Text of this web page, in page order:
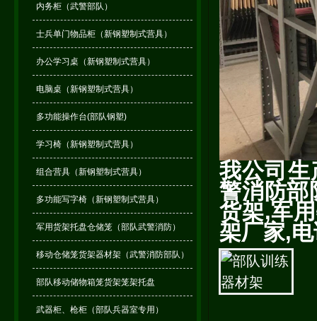
内务柜（武警部队）
士兵单门物品柜（新钢塑制式营具）
办公学习桌（新钢塑制式营具）
电脑桌（新钢塑制式营具）
多功能操作台(部队钢塑)
学习椅（新钢塑制式营具）
组合营具（新钢塑制式营具）
多功能写字椅（新钢塑制式营具）
军用货架托盘仓储笼（部队武警消防）
移动仓储笼货架器材架（武警消防部队）
部队移动储物箱笼货架笼架托盘
武器柜、枪柜（部队兵器室专用）
我公司
警消防部
货架,军
架厂家,